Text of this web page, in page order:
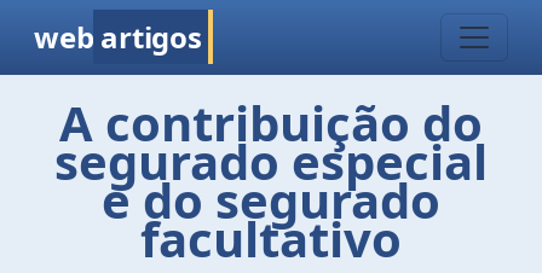
web artigos
A contribuição do
segurado especial
e do segurado
facultativo